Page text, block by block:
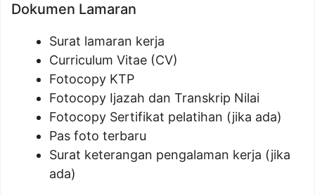
Dokumen Lamaran
Surat lamaran kerja
Curriculum Vitae (CV)
Fotocopy KTP
Fotocopy Ijazah dan Transkrip Nilai
Fotocopy Sertifikat pelatihan (jika ada)
Pas foto terbaru
Surat keterangan pengalaman kerja (jika
ada)